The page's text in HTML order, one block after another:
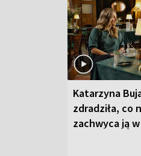
Katarzyna
zdradziła, co
zachwyca ją